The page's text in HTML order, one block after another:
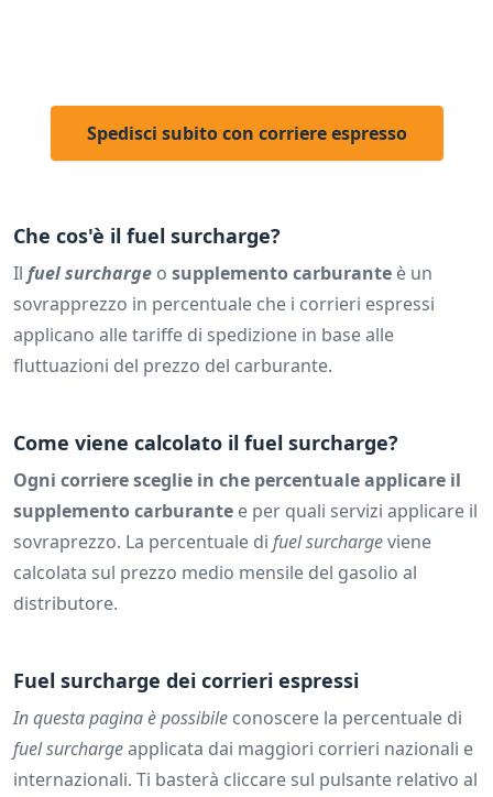
Spedisci subito con corriere espresso
Che cos'è il fuel surcharge?
Il fuel surcharge o supplemento carburante è un
sovrapprezzo in percentuale che i corrieri espressi
applicano alle tariffe di spedizione in base alle
fluttuazioni del prezzo del carburante.
Come viene calcolato il fuel surcharge?
Ogni corriere sceglie in che percentuale applicare il
supplemento carburante e per quali servizi applicare il
sovraprezzo. La percentuale di fuel surchargeviene
calcolata sul prezzo medio mensile del gasolio al
distributore.
Fuel surcharge dei corrieri espressi
In questa pagina è possibile conoscere la percentuale di
fuel surchargeapplicata dai maggiori corrieri nazionali e
internazionali. Ti basterà cliccare sul pulsante relativo al